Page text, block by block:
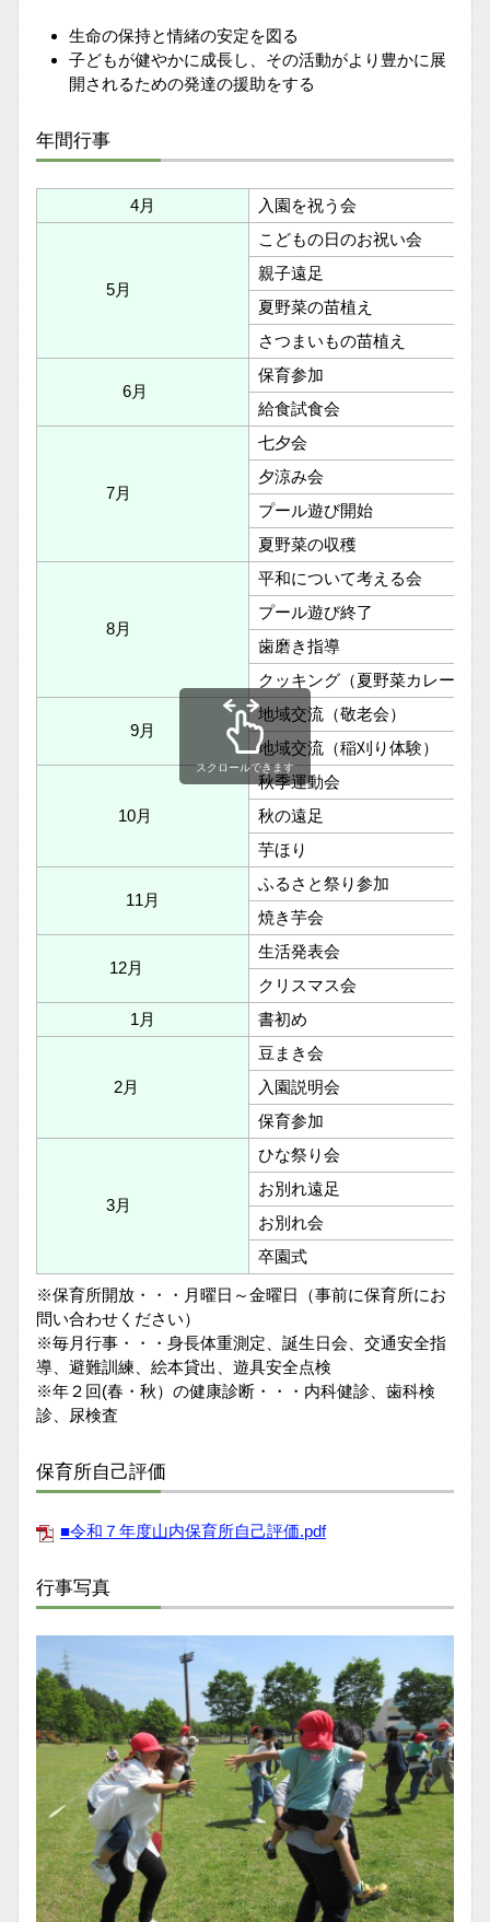
生命の保持と情緒の安定を図る
子どもが健やかに成長し、その活動がより豊かに展
開されるための発達の援助をする
年間行事
4月 入園を祝う会
5月
こどもの日のお祝い会
親子遠足
夏野菜の苗植え
さつまいもの苗植え
6月
保育参加
給食試食会
7月
七夕会
夕涼み会
プール遊び開始
夏野菜の収穫
8月
平和について考える会
プール遊び終了
歯磨き指導
クッキング（夏野菜カレー）
9月
地域交流（敬老会）
地域交流（稲刈り体験）
10月
秋季運動会
秋の遠足
芋ほり
11月
ふるさと祭り参加
焼き芋会
12月
生活発表会
クリスマス会
1月
書初め
2月
豆まき会
入園説明会
保育参加
3月
ひな祭り会
お別れ遠足
お別れ会
卒園式
スクロールできます
※保育所開放・・・月曜日～金曜日（事前に保育所にお
問い合わせください）
※毎月行事・・・身長体重測定、誕生日会、交通安全指
導、避難訓練、絵本貸出、遊具安全点検
※年２回(春・秋）の健康診断・・・内科健診、歯科検
診、尿検査
保育所自己評価
■令和７年度山内保育所自己評価.pdf
行事写真